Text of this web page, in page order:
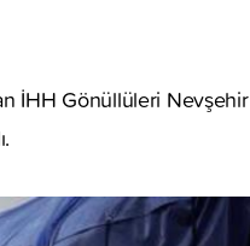
İHH Gönüllüleri Nevşehir